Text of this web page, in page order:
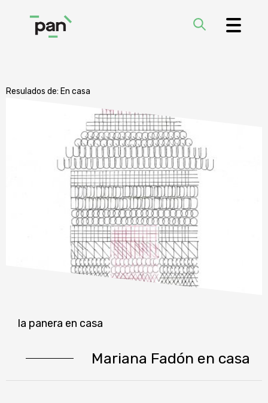
Resulados de: En casa
la panera en casa
Mariana Fadón en casa